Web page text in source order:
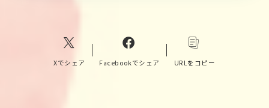
Xでシェア Facebookでシェア URLをコピー